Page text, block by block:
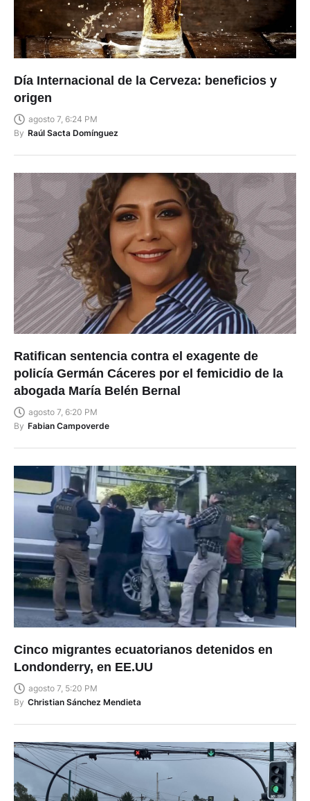
Día Internacional de la Cerveza: beneficios y
origen
agosto 7, 6:24 PM
By Raúl Sacta Domínguez
Ratifican sentencia contra el exagente de
policía Germán Cáceres por el femicidio de la
abogada María Belén Bernal
agosto 7, 6:20 PM
By Fabian Campoverde
Cinco migrantes ecuatorianos detenidos en
Londonderry, en EE.UU
agosto 7, 5:20 PM
By Christian Sánchez Mendieta